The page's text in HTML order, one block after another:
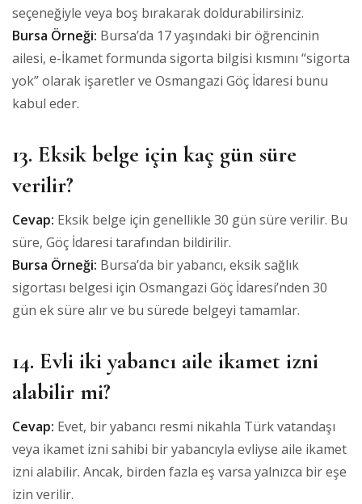
seçeneğiyle veya boş bırakarak doldurabilirsiniz.
Bursa Örneği: Bursa’da 17 yaşındaki bir öğrencinin
ailesi, e-İkamet formunda sigorta bilgisi kısmını “sigorta
yok” olarak işaretler ve Osmangazi Göç İdaresi bunu
kabul eder.
13. Eksik belge için kaç gün süre
verilir?
Cevap: Eksik belge için genellikle 30 gün süre verilir. Bu
süre, Göç İdaresi tarafından bildirilir.
Bursa Örneği: Bursa’da bir yabancı, eksik sağlık
sigortası belgesi için Osmangazi Göç İdaresi’nden 30
gün ek süre alır ve bu sürede belgeyi tamamlar.
14. Evli iki yabancı aile ikamet izni
alabilir mi?
Cevap: Evet, bir yabancı resmi nikahla Türk vatandaşı
veya ikamet izni sahibi bir yabancıyla evliyse aile ikamet
izni alabilir. Ancak, birden fazla eş varsa yalnızca bir eşe
izin verilir.